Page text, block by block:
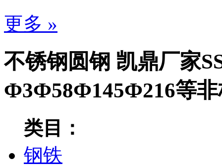
更多 »
不锈钢圆钢 凯鼎厂家
Ф3Ф58Ф145Ф216等非
类目：
钢铁